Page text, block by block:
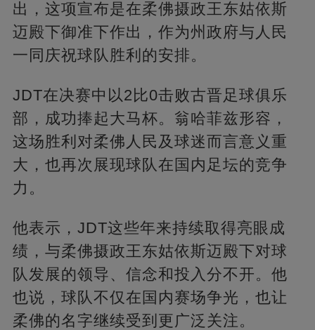
出，这项宣布是在柔佛摄政王东姑依斯
迈殿下御准下作出，作为州政府与人民
一同庆祝球队胜利的安排。
JDT在决赛中以2比0击败古晋足球俱乐
部，成功捧起大马杯。翁哈菲兹形容，
这场胜利对柔佛人民及球迷而言意义重
大，也再次展现球队在国内足坛的竞争
力。
他表示，JDT这些年来持续取得亮眼成
绩，与柔佛摄政王东姑依斯迈殿下对球
队发展的领导、信念和投入分不开。他
也说，球队不仅在国内赛场争光，也让
柔佛的名字继续受到更广泛关注。